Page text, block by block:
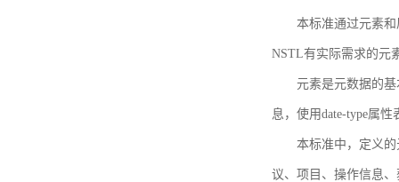
本标准通过元素
NSTL有实际需求的元
元素是元数据的
息，使用date-type属
本标准中，定义
议、项目、操作信息